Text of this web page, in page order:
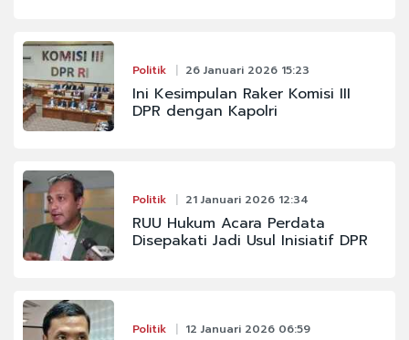
Politik 26 Januari 2026 15:23
Ini Kesimpulan Raker Komisi III
DPR dengan Kapolri
Politik 21 Januari 2026 12:34
RUU Hukum Acara Perdata
Disepakati Jadi Usul Inisiatif DPR
Politik 12 Januari 2026 06:59